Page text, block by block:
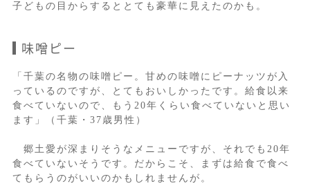
子どもの目からするととても豪華に見えたのかも。
味噌ピー
「千葉の名物の味噌ピー。甘めの味噌にピーナッツが入
っているのですが、とてもおいしかったです。給食以来
食べていないので、もう20年くらい食べていないと思い
ます」（千葉・37歳男性）
郷土愛が深まりそうなメニューですが、それでも20年
食べていないそうです。だからこそ、まずは給食で食べ
てもらうのがいいのかもしれませんが。